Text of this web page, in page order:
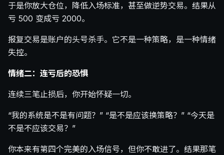
于是你放大仓位，降低入场标准，甚至做逆势交易。结果从
亏 500 变成亏 2000。
报复交易是账户的头号杀手。它不是一种策略，是一种情绪
失控。
情绪二：连亏后的恐惧
连续三笔止损后，你开始怀疑一切。
“我的系统是不是有问题？” “是不是应该换策略？” “今天是
不是不应该交易？”
你本来有第四个完美的入场信号，但你不敢进了。结果那笔